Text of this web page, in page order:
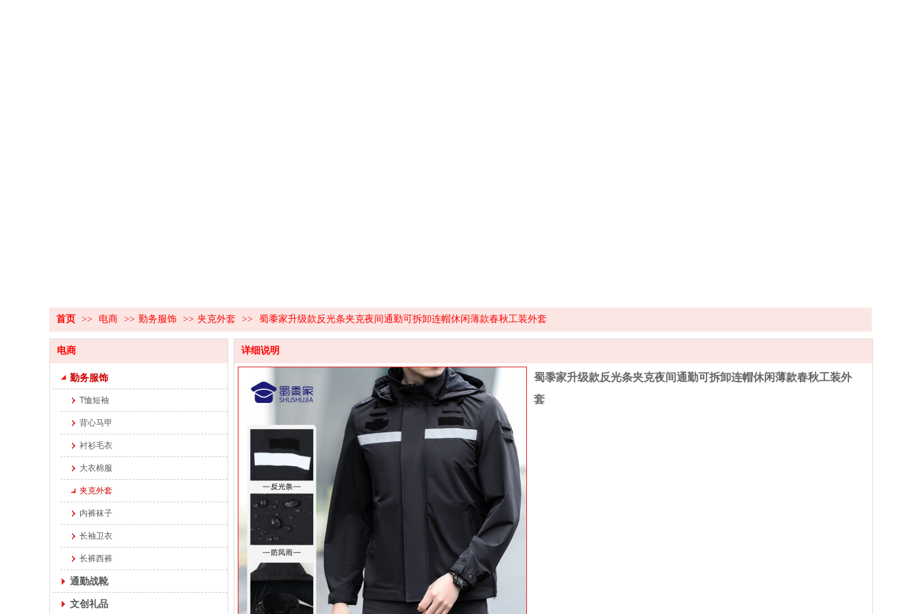
首页 >> 电商 >> 勤务服饰 >> 夹克外套 >> 蜀黍家升级款反光条夹克夜间通勤可拆卸连帽休闲薄款春秋工装外套
电商
勤务服饰
T恤短袖
背心马甲
衬衫毛衣
大衣棉服
夹克外套
内裤袜子
长袖卫衣
长裤西裤
通勤战靴
文创礼品
详细说明
蜀黍家升级款反光条夹克夜间通勤可拆卸连帽休闲薄款春秋工装外
套